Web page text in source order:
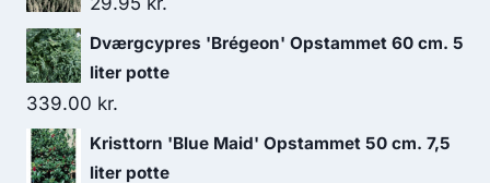
Dværgcypres 'Brégeon' Opstammet 60 cm. 5
liter potte
339.00 kr.
Kristtorn 'Blue Maid' Opstammet 50 cm. 7,5
liter potte